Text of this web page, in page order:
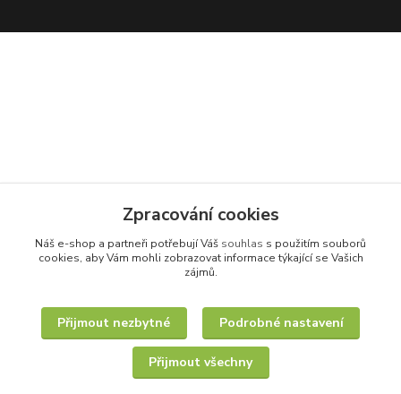
Zpracování cookies
Náš e-shop a partneři potřebují Váš souhlas s použitím souborů
cookies, aby Vám mohli zobrazovat informace týkající se Vašich
zájmů.
Přijmout nezbytné Podrobné nastavení
Přijmout všechny